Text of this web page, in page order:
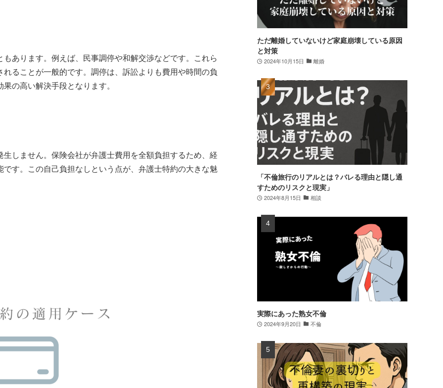
あります。例えば、民事調停や和解交渉などです。これら
ることが一般的です。調停は、訴訟よりも費用や時間の負
の高い解決手段となります。
しません。保険会社が弁護士費用を全額負担するため、経
す。この自己負担なしという点が、弁護士特約の大きな魅
ただ離婚していないけど家庭崩壊している原因
と対策
2024年10月15日 離婚
「不倫旅行のリアルとは？バレる理由と隠し通
すためのリスクと現実」
2024年8月15日 相談
実際にあった熟女不倫
2024年9月20日 不倫